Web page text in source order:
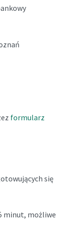
formularz
się
minut, możliwe